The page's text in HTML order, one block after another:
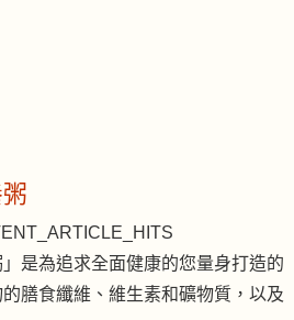
是為追求全面健康的您量身打造的
膳食纖維、維生素和礦物質，以及